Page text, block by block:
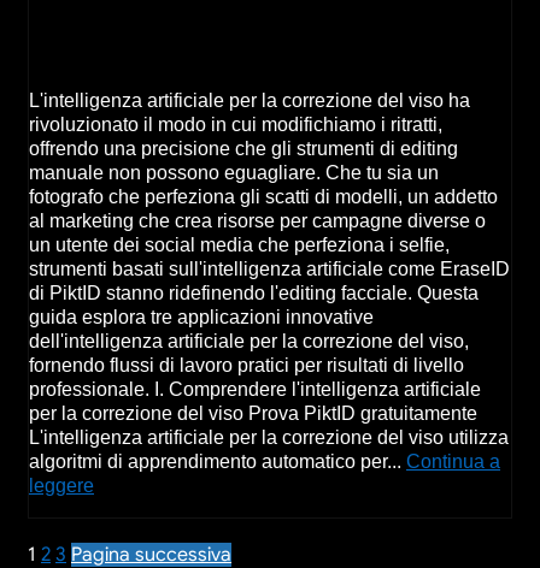
L'intelligenza artificiale per la correzione del viso ha
rivoluzionato il modo in cui modifichiamo i ritratti,
offrendo una precisione che gli strumenti di editing
manuale non possono eguagliare. Che tu sia un
fotografo che perfeziona gli scatti di modelli, un addetto
al marketing che crea risorse per campagne diverse o
un utente dei social media che perfeziona i selfie,
strumenti basati sull'intelligenza artificiale come EraseID
di PiktID stanno ridefinendo l'editing facciale. Questa
guida esplora tre applicazioni innovative
dell'intelligenza artificiale per la correzione del viso,
fornendo flussi di lavoro pratici per risultati di livello
professionale. I. Comprendere l'intelligenza artificiale
per la correzione del viso Prova PiktID gratuitamente
L'intelligenza artificiale per la correzione del viso utilizza
algoritmi di apprendimento automatico per... Continua a
leggere
1 2 3 Pagina successiva